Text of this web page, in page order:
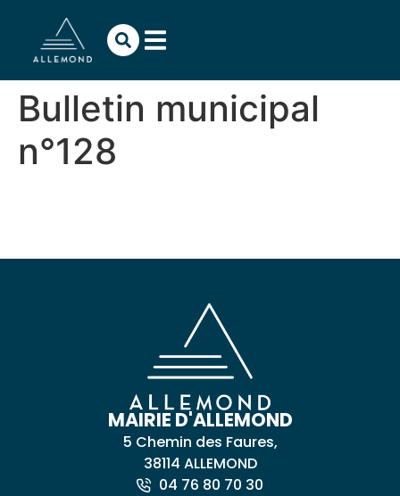
Bulletin municipal
n°128
MAIRIE D'ALLEMOND
5 Chemin des Faures,
38114 ALLEMOND
04 76 80 70 30